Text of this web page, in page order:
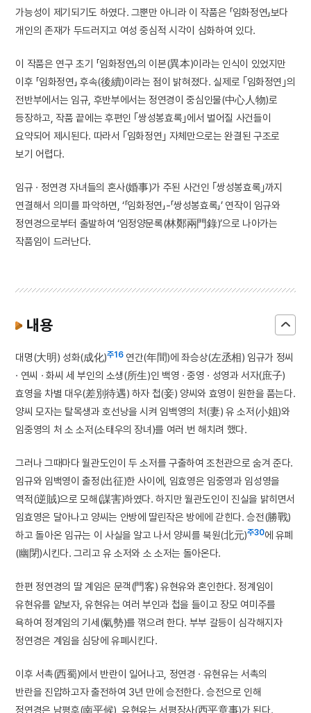
가능성이 제기되기도 하였다. 그뿐만 아니라 이 작품은 「임화정연」보다
개인의 존재가 두드러지고 여성 중심적 시각이 심화하여 있다.
이 작품은 연구 초기 「임화정연」의 이본(異本)이라는 인식이 있었지만
이후 「임화정연」 후속(後續)이라는 점이 밝혀졌다. 실제로 ｢임화정연｣의
전반부에서는 임규, 후반부에서는 정연경이 중심인물(中心人物)로
등장하고, 작품 끝에는 후편인 ｢쌍성봉효록｣에서 벌어질 사건들이
요약되어 제시된다. 따라서 ｢임화정연｣ 자체만으로는 완결된 구조로
보기 어렵다.
임규 · 정연경 자녀들의 혼사(婚事)가 주된 사건인 ｢쌍성봉효록｣까지
연결해서 의미를 파악하면, ‘「임화정연」-「쌍성봉효록」’ 연작이 임규와
정연경으로부터 출발하여 ‘임정양문록(林鄭兩門錄)’으로 나아가는
작품임이 드러난다.
내용
대명(大明) 성화(成化)주16연간(年間)에 좌승상(左丞相) 임규가 정씨
· 연씨 · 화씨 세 부인의 소생(所生)인 백영 · 중영 · 성영과 서자(庶子)
효영을 차별 대우(差別待遇) 하자 첩(妾) 양씨와 효영이 원한을 품는다.
양씨 모자는 탈목생과 호선낭을 시켜 임백영의 처(妻) 유 소저(小姐)와
임중영의 처 소 소저(소태우의 장녀)를 여러 번 해치려 했다.
그러나 그때마다 월관도인이 두 소저를 구출하여 조천관으로 숨겨 준다.
임규와 임백영이 출정(出征)한 사이에, 임효영은 임중영과 임성영을
역적(逆賊)으로 모해(謀害)하였다. 하지만 월관도인이 진실을 밝히면서
임효영은 달아나고 양씨는 안방에 딸린작은 방에에 갇힌다. 승전(勝戰)
하고 돌아온 임규는 이 사실을 알고 나서 양씨를 북원(北元)주30에 유폐
(幽閉)시킨다. 그리고 유 소저와 소 소저는 돌아온다.
한편 정연경의 딸 계임은 문객(門客) 유현유와 혼인한다. 정계임이
유현유를 얕보자, 유현유는 여러 부인과 첩을 들이고 장모 여미주를
욕하여 정계임의 기세(氣勢)를 꺾으려 한다. 부부 갈등이 심각해지자
정연경은 계임을 심당에 유폐시킨다.
이후 서촉(西蜀)에서 반란이 일어나고, 정연경 · 유현유는 서촉의
반란을 진압하고자 출전하여 3년 만에 승전한다. 승전으로 인해
정연경은 남평후(南平候), 유현유는 서평장사(西平章事)가 된다.